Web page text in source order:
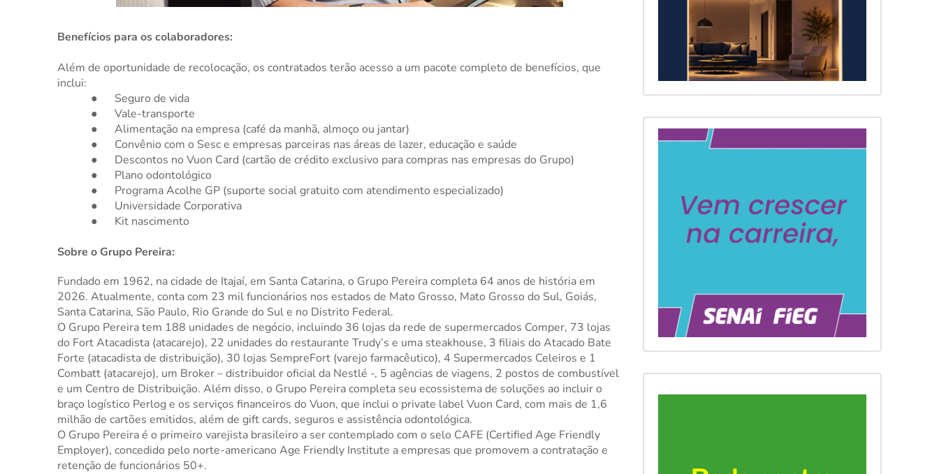
Benefícios para os colaboradores:
Além de oportunidade de recolocação, os contratados terão acesso a um pacote completo de benefícios, que
inclui:
●
Seguro de vida
●
Vale-transporte
●
Alimentação na empresa (café da manhã, almoço ou jantar)
●
Convênio com o Sesc e empresas parceiras nas áreas de lazer, educação e saúde
●
Descontos no Vuon Card (cartão de crédito exclusivo para compras nas empresas do Grupo)
●
Plano odontológico
●
Programa Acolhe GP (suporte social gratuito com atendimento especializado)
●
Universidade Corporativa
●
Kit nascimento
Sobre o Grupo Pereira:
Fundado em 1962, na cidade de Itajaí, em Santa Catarina, o Grupo Pereira completa 64 anos de história em
2026. Atualmente, conta com 23 mil funcionários nos estados de Mato Grosso, Mato Grosso do Sul, Goiás,
Santa Catarina, São Paulo, Rio Grande do Sul e no Distrito Federal.
O Grupo Pereira tem 188 unidades de negócio, incluindo 36 lojas da rede de supermercados Comper, 73 lojas
do Fort Atacadista (atacarejo), 22 unidades do restaurante Trudy’s e uma steakhouse, 3 filiais do Atacado Bate
Forte (atacadista de distribuição), 30 lojas SempreFort (varejo farmacêutico), 4 Supermercados Celeiros e 1
Combatt (atacarejo), um Broker – distribuidor oficial da Nestlé -, 5 agências de viagens, 2 postos de combustível
e um Centro de Distribuição. Além disso, o Grupo Pereira completa seu ecossistema de soluções ao incluir o
braço logístico Perlog e os serviços financeiros do Vuon, que inclui o private label Vuon Card, com mais de 1,6
milhão de cartões emitidos, além de gift cards, seguros e assistência odontológica.
O Grupo Pereira é o primeiro varejista brasileiro a ser contemplado com o selo CAFE (Certified Age Friendly
Employer), concedido pelo norte-americano Age Friendly Institute a empresas que promovem a contratação e
retenção de funcionários 50+.